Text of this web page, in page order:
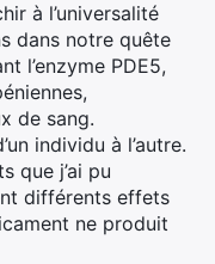
à l’universalité
dans notre quête
l’enzyme PDE5,
de sang.
individu à l’autre.
que j’ai pu
différents effets
ne produit